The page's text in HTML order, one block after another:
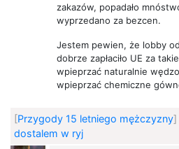
zakazów, popadało
wyprzedano za bezcen.
Jestem pewien, że lobby
dobrze zapłaciło UE za
wpieprzać naturalnie
wpieprzać chemiczne
[Przygody 15 letniego mężczyzny]
dostalem w ryj